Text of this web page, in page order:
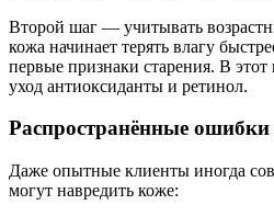
Второй шаг — учитывать
кожа начинает терять влагу
первые признаки старения. В
уход антиоксиданты и ретинол.
Распространённые
Даже опытные клиенты иногда
могут навредить коже: